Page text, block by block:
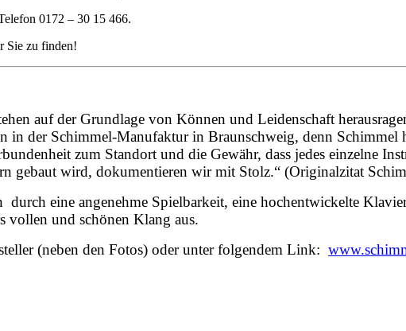
0172 – 30 15 466.
Sie zu finden!
auf der Grundlage von Können und Leidenschaft
in der Schimmel-Manufaktur in Braunschweig, denn
zum Standort und die Gewähr, dass jedes einzelne
gebaut wird, dokumentieren wir mit Stolz.“ (Originalzitat
durch eine angenehme Spielbarkeit, eine hochentwickelte
vollen und schönen Klang aus.
(neben den Fotos) oder unter folgendem Link: